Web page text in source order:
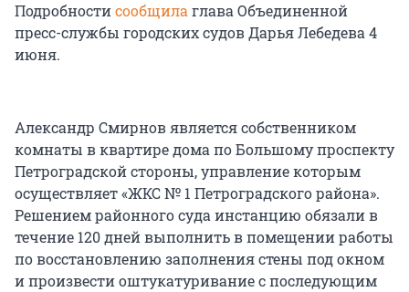
Подробностисообщила глава Объединенной
пресс-службы городских судов Дарья Лебедева 4
июня.
Александр Смирнов является собственником
комнаты в квартире дома по Большому проспекту
Петроградской стороны, управление которым
осуществляет «ЖКС № 1 Петроградского района».
Решением районного суда инстанцию обязали в
течение 120 дней выполнить в помещении работы
по восстановлению заполнения стены под окном
и произвести оштукатуривание с последующим